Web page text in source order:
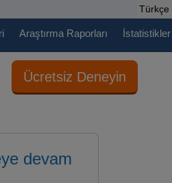
Türkçe
Araştırma Raporları İstatistikler
Ücretsiz Deneyin
devam